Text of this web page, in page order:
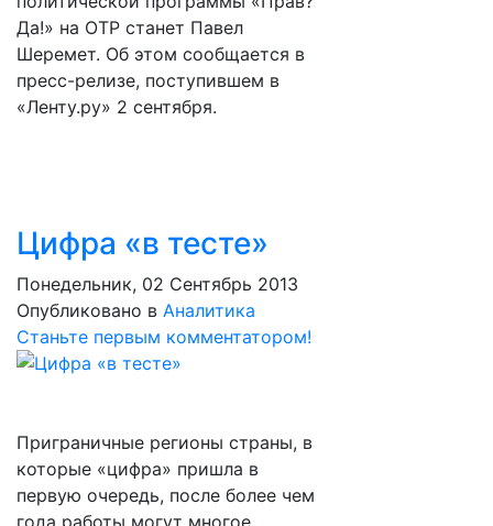
Да!» на ОТР станет Павел
Шеремет. Об этом сообщается в
пресс-релизе, поступившем в
«Ленту.ру» 2 сентября.
Цифра «в тесте»
Понедельник, 02 Сентябрь 2013
Опубликовано в Аналитика
Станьте первым комментатором!
Приграничные регионы страны, в
которые «цифра» пришла в
первую очередь, после более чем
года работы могут многое